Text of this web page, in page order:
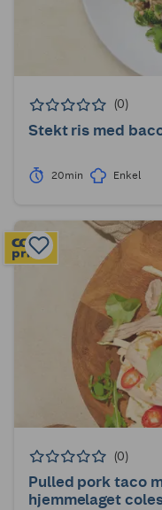
(0)
Stekt ris med
20min Enkel
(0)
Pulled pork taco
hjemmelaget